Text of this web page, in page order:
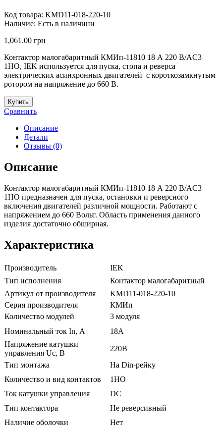
Код товара: KMD11-018-220-10
Наличие: Есть в наличини
1,061.00 грн
Контактор малогабаритный КМИп-11810 18 А 220 В/AC3
1НО, IEK используется для пуска, стопа и реверса
электрических асинхронных двигателей с короткозамкнутым
ротором на напряжение до 660 В.
Купить
Сравнить
Описание
Детали
Отзывы (0)
Описание
Контактор малогабаритный КМИп-11810 18 А 220 В/AC3
1НО предназначен для пуска, остановки и реверсного
включения двигателей различной мощности. Работают с
напряжением до 660 Вольт. Область применения данного
изделия достаточно обширная.
Характеристика
Производитель
IEK
Тип исполнения
Контактор малогабаритный
Артикул от производителя
KMD11-018-220-10
Серия производителя
КМИп
Количество модулей
3 модуля
Номинальный ток In, А
18А
Напряжение катушки
управления Uc, В
220В
Тип монтажа
На Din-рейку
Количество и вид контактов
1НО
Ток катушки управления
DС
Тип контактора
Не реверсивный
Наличие оболочки
Нет